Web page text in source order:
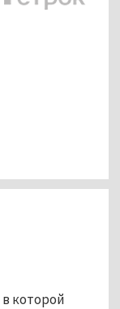
которой